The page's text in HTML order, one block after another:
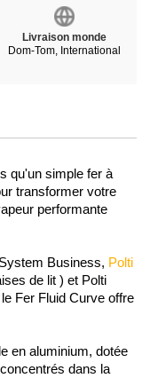
Livraison monde
Dom-Tom, International
qu'un simple fer à
transformer votre
performante
Business, Polti
de lit ) et Polti
Fer Fluid Curve offre
en aluminium, dotée
dans la